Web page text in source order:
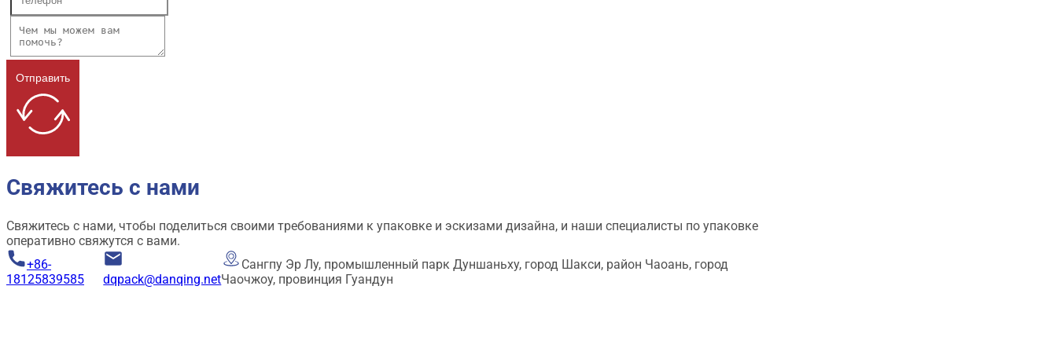
Отправить
Свяжитесь с нами
Свяжитесь с нами, чтобы поделиться своими требованиями к упаковке и эскизами дизайна, и наши специалисты по упаковке
оперативно свяжутся с вами.
+86-
18125839585
dqpack@danqing.net
Сангпу Эр Лу, промышленный парк Дуншаньху, город Шакси, район Чаоань, город
Чаочжоу, провинция Гуандун